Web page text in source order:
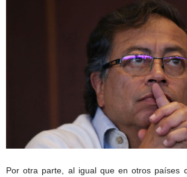
Por otra parte, al igual que en otros países